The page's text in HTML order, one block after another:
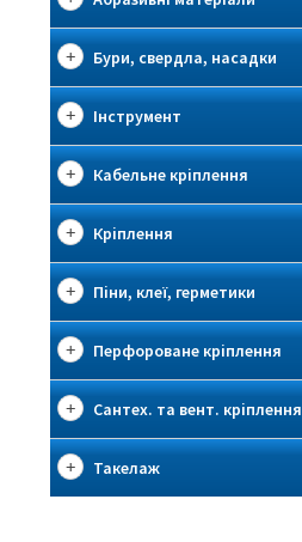
Бури, свердла, насадки
Інструмент
Кабельне кріплення
Кріплення
Піни, клеї, герметики
Перфороване кріплення
Сантех. та вент. кріплення
Такелаж